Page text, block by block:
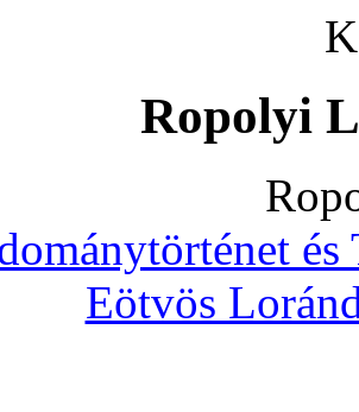
Ropolyi
Eötvös